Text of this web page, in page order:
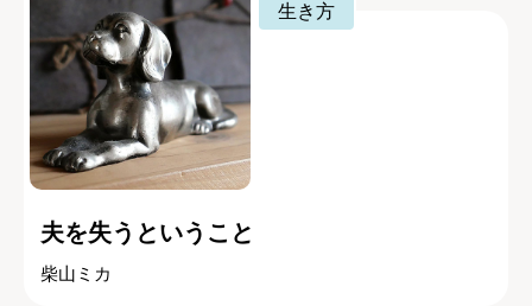
生き方
夫を失うということ
柴山ミカ